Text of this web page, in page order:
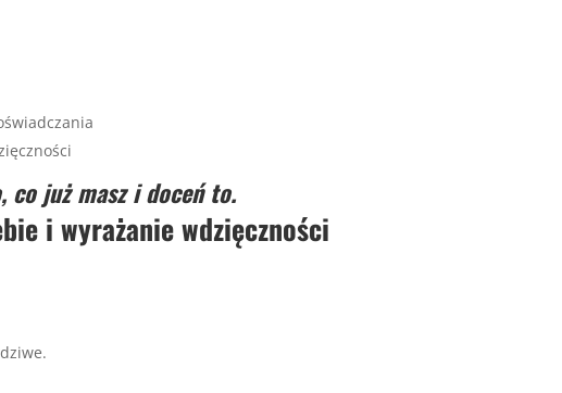
co już masz i doceń to.
i wyrażanie wdzięczności